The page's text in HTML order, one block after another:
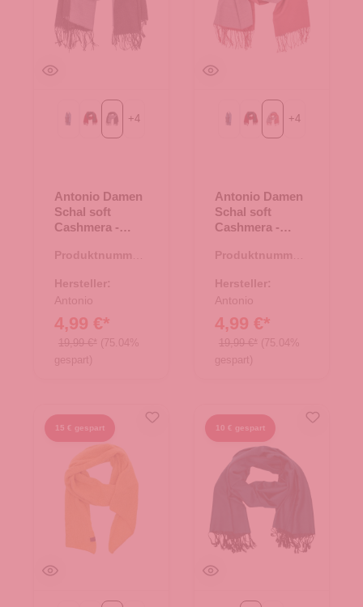
69-navybordeaux/grau
dunkel grau/hellgrau
+4
Antonio Damen
Schal soft
Cashmera -
grau/hellgrau
Produktnummer:
Hersteller:
Antonio
4,99 €*
19,99 €* (75.04%
gespart)
69-navybordeaux/grau
lachs/grau
+4
Antonio Damen
Schal soft
Cashmera -
Produktnummer:
Hersteller:
Antonio
4,99 €*
19,99 €* (75.04%
gespart)
15 € gespart 10 € gespart